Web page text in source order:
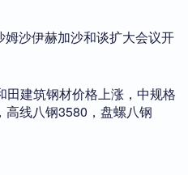
沙伊赫加沙和谈扩大会议开
田建筑钢材价格上涨，中规格
线八钢3580，盘螺八钢